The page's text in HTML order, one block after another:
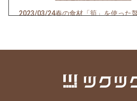
2023/03/24春の食材「筍」を使った
ました！
価】糖度１８度！規格外